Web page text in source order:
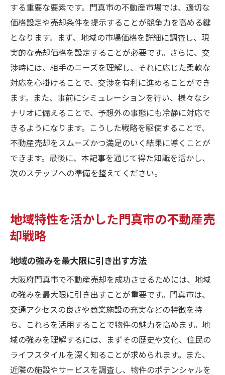
する重要な要素です。門真市の不動産市場では、適切な
価格設定や売却条件を提示することが競争力を高める鍵
となります。まず、地域の市場価格を詳細に調査し、現
実的な売却価格を設定することが必要です。さらに、交
渉時には、相手のニーズを理解し、それに応じた柔軟な
対応を心掛けることで、交渉を有利に進めることができ
ます。また、事前にシミュレーションを行い、様々なシ
ナリオに備えることで、予想外の事態にも冷静に対応で
きるようになります。こうした戦略を駆使することで、
不動産売却をスムーズかつ満足のいく結果に導くことが
できます。最後に、本記事を通じて得た知識を活かし、
次のステップへの準備を整えてください。
地域特性を活かした門真市の不動産売
却戦略
地域の強みを最大限に引き出す方法
大阪府門真市で不動産売却を成功させるためには、地域
の強みを最大限に引き出すことが重要です。門真市は、
交通アクセスの良さや商業施設の充実などの特徴を持
ち、これらを活用することで物件の魅力を高めます。地
域の強みを理解するには、まずその歴史や文化、住民の
ライフスタイルを深く知ることが求められます。また、
近隣の施設やサービスを調査し、物件のポテンシャルを